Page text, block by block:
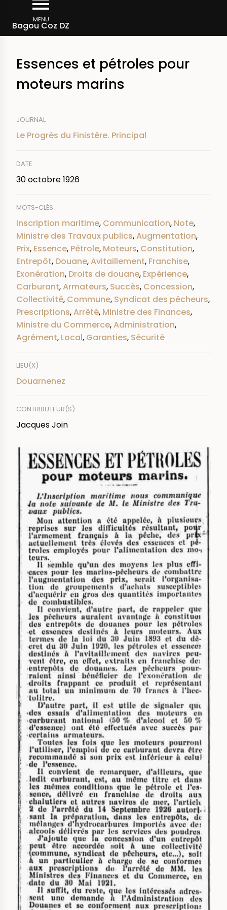
contenu
MENU
Bagou Coz DZ
d'Ariane
Rechercher dans la presse
Essences et pétroles pour
moteurs marins
JOURNAL
Le Progrès du Finistère. Principal
DATE
30 octobre 1926
MOTS-CLÉS
Inscription maritime, Communication, Note,
Ministre des Travaux publics,Augmentation,
Prix, Essence, Pétrole, Moteurs, Constitution,
Entrepôt, Douane,Avitaillement, Franchise,
Exonération, Droits de douane, Expérience,
Carburant,Armateurs, Succès, Concession,
Collectivité, Commune, Syndicat des pêcheurs,
Prescriptions,Arrêté, Ministre des Finances,
Ministre du Commerce,Administration,
Agrément, Local, Garanties, Sécurité
LIEU(X)
Douarnenez
CONTRIBUTEUR(S)
Jacques Join
IMAGE